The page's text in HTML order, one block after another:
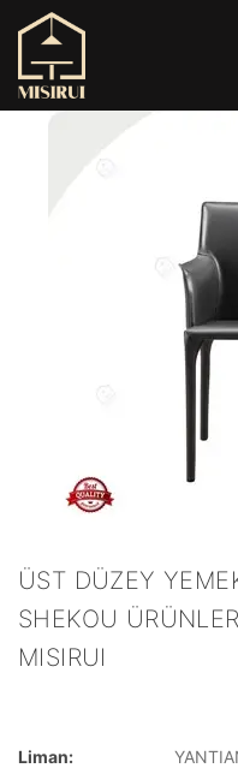
ÜST DÜZEY
SHEKOU
MISIRUI
Liman: